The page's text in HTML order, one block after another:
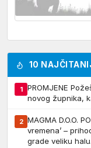
10
1
PROMJENE
novog župnika,
2 MAGMA D.O.O.
vremena’ –
grade veliku